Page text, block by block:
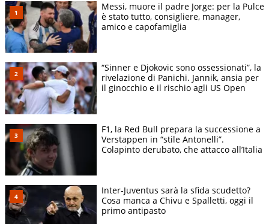
Messi, muore il padre Jorge: per la Pulce
è stato tutto, consigliere, manager,
amico e capofamiglia
“Sinner e Djokovic sono ossessionati”, la
rivelazione di Panichi. Jannik, ansia per
il ginocchio e il rischio agli US Open
F1, la Red Bull prepara la successione a
Verstappen in “stile Antonelli”.
Colapinto derubato, che attacco all’Italia
Inter-Juventus sarà la sfida scudetto?
Cosa manca a Chivu e Spalletti, oggi il
primo antipasto